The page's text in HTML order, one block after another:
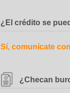
¿El crédito se
Sí, comunícate
¿Checan